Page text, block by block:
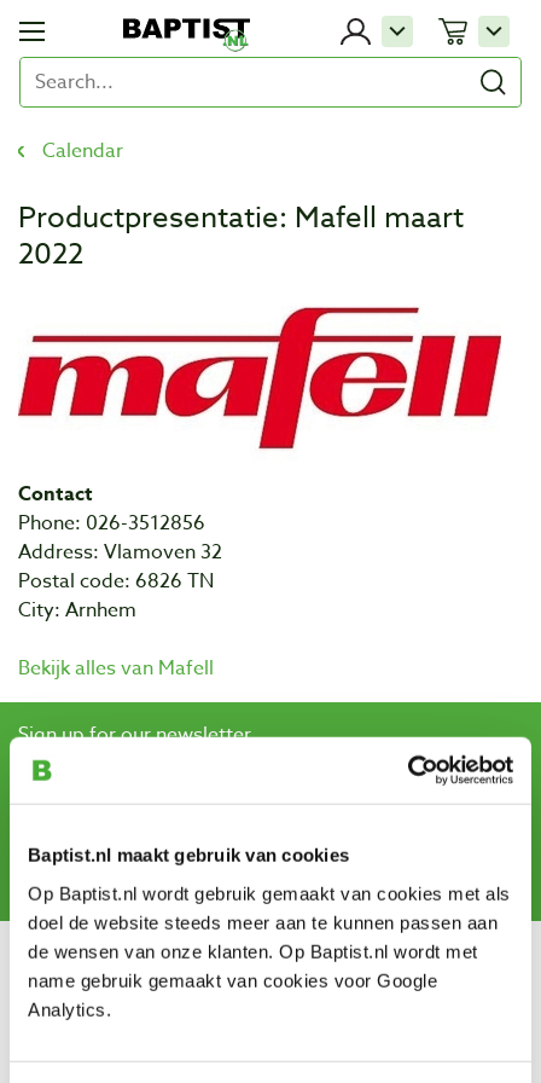
Baptist.nl maakt gebruik van cookies
Op Baptist.nl wordt gebruik gemaakt van cookies met als
doel de website steeds meer aan te kunnen passen aan
de wensen van onze klanten. Op Baptist.nl wordt met
name gebruik gemaakt van cookies voor Google
Analytics.
Calendar
Productpresentatie: Mafell maart
2022
Contact
Phone: 026-3512856
Address: Vlamoven 32
Postal code: 6826 TN
City: Arnhem
Bekijk alles van Mafell
Sign up for our newsletter
and receive offers, new products and tips.
Subscribe
Customer service
Shipping costs